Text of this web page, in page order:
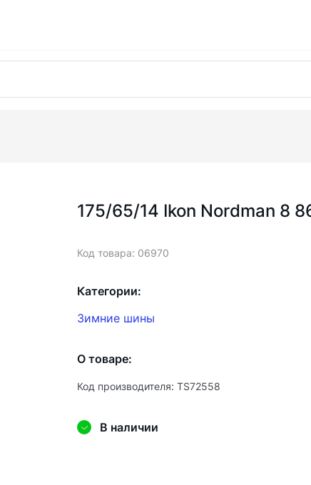
175/65/14 Ikon Nordman 8
Код товара: 06970
Категории:
Зимние шины
О товаре:
Код производителя: TS72558
В наличии